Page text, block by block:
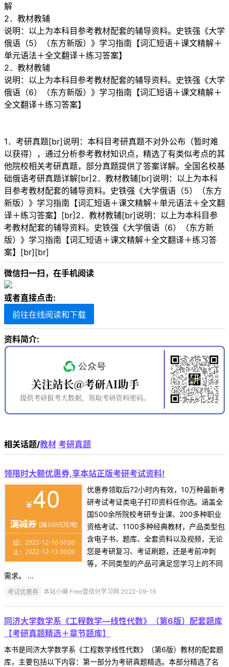
解
2．教材教辅
说明：以上为本科目参考教材配套的辅导资料。史铁强《大学
俄语（5）（东方新版）》学习指南【词汇短语＋课文精解＋
单元语法＋全文翻译＋练习答案】
2．教材教辅
说明：以上为本科目参考教材配套的辅导资料。史铁强《大学
俄语（6）（东方新版）》学习指南【词汇短语＋课文精解＋
全文翻译＋练习答案】
1．考研真题[br]说明：本科目考研真题不对外公布（暂时难
以获得），通过分析参考教材知识点，精选了有类似考点的其
他院校相关考研真题，部分真题提供了答案详解。全国名校基
础俄语考研真题详解[br]2．教材教辅[br]说明：以上为本科
目参考教材配套的辅导资料。史铁强《大学俄语（5）（东方
新版）》学习指南【词汇短语＋课文精解＋单元语法＋全文翻
译＋练习答案】[br]2．教材教辅[br]说明：以上为本科目参
考教材配套的辅导资料。史铁强《大学俄语（6）（东方新
版）》学习指南【词汇短语＋课文精解＋全文翻译＋练习答
案】[br][br]
微信扫一扫，在手机阅读
或者直接点击:
前往在线阅读和下载
资料简介:
相关话题/教材 考研真题
领限时大额优惠券,享本站正版考研考试资料!
优惠券领取后72小时内有效，10万种最新考
研考试考证类电子打印资料任你选。涵盖全
国500余所院校考研专业课、200多种职业
资格考试、1100多种经典教材，产品类型包
含电子书、题库、全套资料以及视频，无论
您是考研复习、考证刷题，还是考前冲刺
等，不同类型的产品可满足您学习上的不同
需求。 ...
考试优惠券 本站小编 Free壹佰分学习网 2022-09-19
同济大学数学系《工程数学—线性代数》（第6版）配套题库
【考研真题精选＋章节题库】
本书是同济大学数学系《工程数学线性代数》（第6版）教材的配套题
库，主要包括以下内容：第一部分为考研真题精选。本部分精选了名